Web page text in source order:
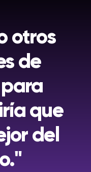
otros
de
que
del